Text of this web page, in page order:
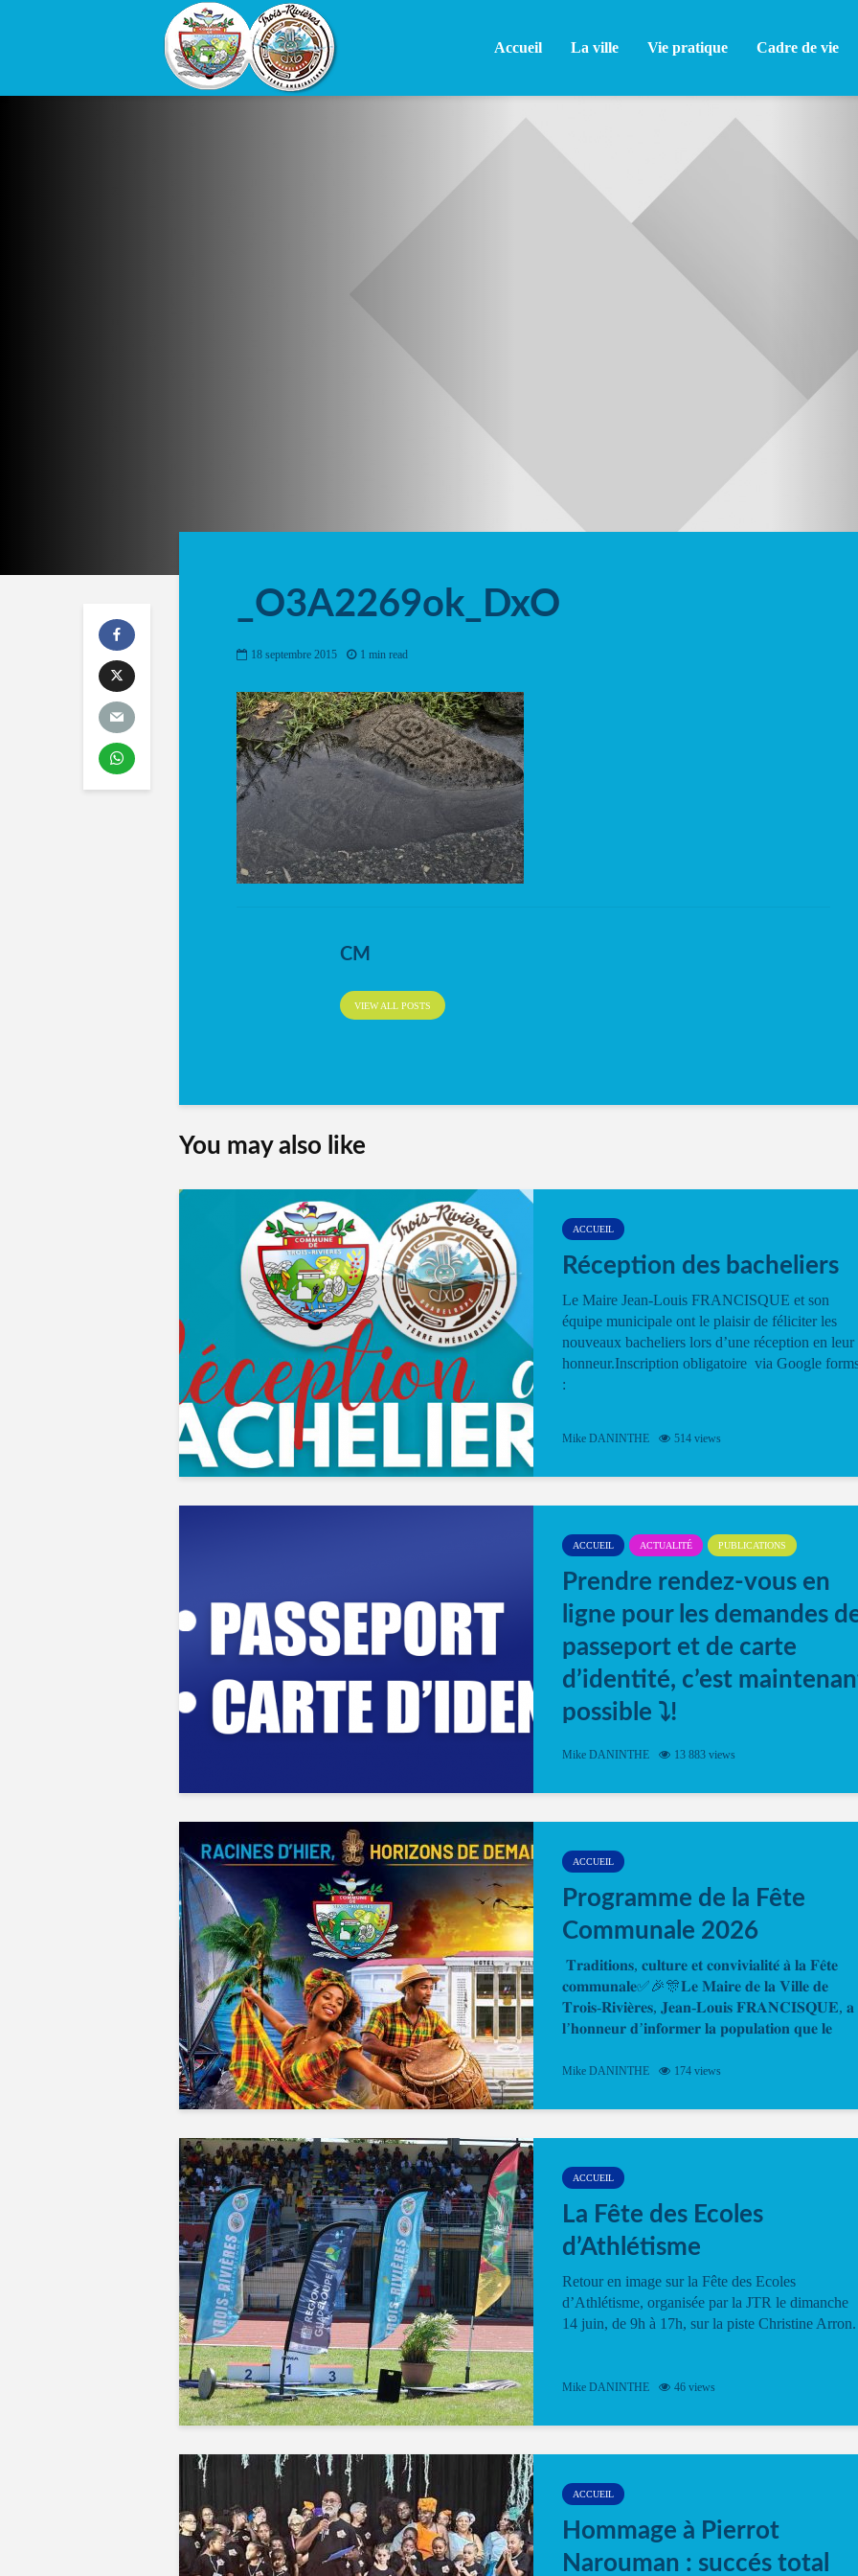
Accueil La ville Vie pratique Cadre de vie
_O3A2269ok_DxO
18 septembre 2015 1 min read
CM
VIEW ALL POSTS
You may also like
ACCUEIL
Réception des bacheliers
Le Maire Jean-Louis FRANCISQUE et son
équipe municipale ont le plaisir de féliciter les
nouveaux bacheliers lors d’une réception en leur
honneur.Inscription obligatoire via Google
:
Mike DANINTHE 514 views
ACCUEIL ACTUALITÉ PUBLICATIONS
Prendre rendez-vous en
ligne pour les demandes
passeport et de carte
d’identité, c’est
possible ⤵️!
Désormais, il est possible de prendre rendez-vous
Mike DANINTHE 13 883 views
ACCUEIL
Programme de la Fête
Communale 2026
𝐓𝐫𝐚𝐝𝐢𝐭𝐢𝐨𝐧𝐬, 𝐜𝐮𝐥𝐭𝐮𝐫𝐞 𝐞𝐭 𝐜𝐨𝐧𝐯𝐢𝐯𝐢𝐚𝐥𝐢𝐭𝐞́ 𝐚̀ 𝐥𝐚 𝐅𝐞̂𝐭𝐞
𝐜𝐨𝐦𝐦𝐮𝐧𝐚𝐥𝐞✅🎉🎊𝐋𝐞 𝐌𝐚𝐢𝐫𝐞 𝐝𝐞 𝐥𝐚 𝐕𝐢𝐥𝐥𝐞 𝐝𝐞
𝐓𝐫𝐨𝐢𝐬-𝐑𝐢𝐯𝐢𝐞̀𝐫𝐞𝐬, 𝐉𝐞𝐚𝐧-𝐋𝐨𝐮𝐢𝐬 𝐅𝐑𝐀𝐍𝐂𝐈𝐒𝐐𝐔𝐄, 𝐚
𝐥’𝐡𝐨𝐧𝐧𝐞𝐮𝐫 𝐝’𝐢𝐧𝐟𝐨𝐫𝐦𝐞𝐫 𝐥𝐚 𝐩𝐨𝐩𝐮𝐥𝐚𝐭𝐢𝐨𝐧 𝐪𝐮𝐞 𝐥𝐞
Mike DANINTHE 174 views
ACCUEIL
La Fête des Ecoles
d’Athlétisme
Retour en image sur la Fête des Ecoles
d’Athlétisme, organisée par la JTR le dimanche
14 juin, de 9h à 17h, sur la piste Christine Arron.
Mike DANINTHE 46 views
ACCUEIL
Hommage à Pierrot
Narouman : succés total